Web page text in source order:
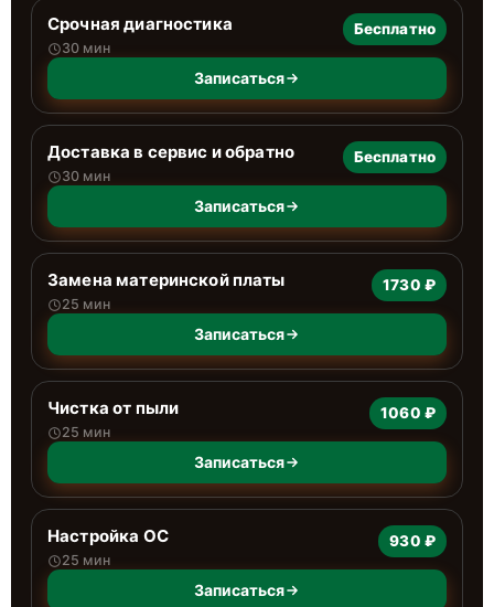
Срочная диагностика
30 мин
Бесплатно
Записаться
Доставка в сервис и обратно
30 мин
Бесплатно
Записаться
Замена материнской платы
25 мин
1730 ₽
Записаться
Чистка от пыли
25 мин
1060 ₽
Записаться
Настройка ОС
25 мин
930 ₽
Записаться